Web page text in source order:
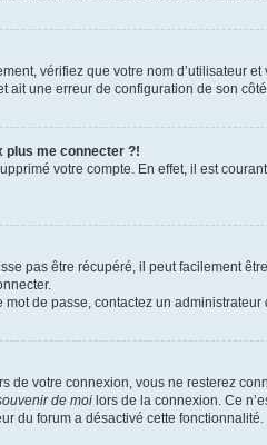
vérifiez que votre nom d’utilisateur
une erreur de configuration de son
plus me connecter ?!
votre compte. En effet, il est
pas être récupéré, il peut facilement
de passe, contactez un administrateur
de votre connexion, vous ne resterez
de moi lors de la connexion. Ce
du forum a désactivé cette fonctionnalité.